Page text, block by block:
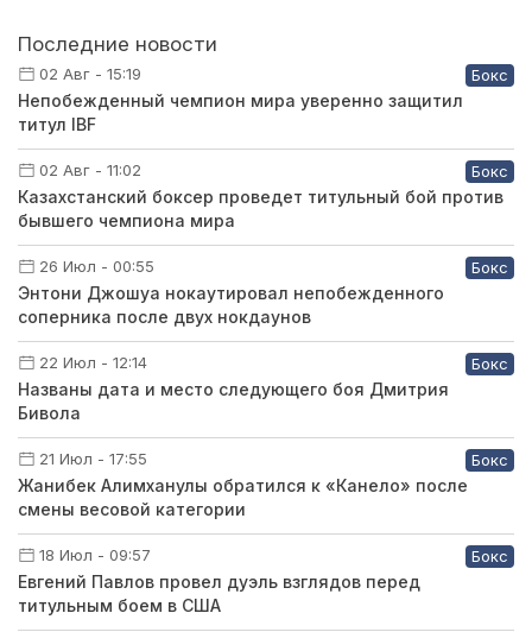
Последние новости
02 Авг - 15:19 Бокс
Непобежденный чемпион мира уверенно защитил
титул IBF
02 Авг - 11:02 Бокс
Казахстанский боксер проведет титульный бой против
бывшего чемпиона мира
26 Июл - 00:55 Бокс
Энтони Джошуа нокаутировал непобежденного
соперника после двух нокдаунов
22 Июл - 12:14 Бокс
Названы дата и место следующего боя Дмитрия
Бивола
21 Июл - 17:55 Бокс
Жанибек Алимханулы обратился к «Канело» после
смены весовой категории
18 Июл - 09:57 Бокс
Евгений Павлов провел дуэль взглядов перед
титульным боем в США